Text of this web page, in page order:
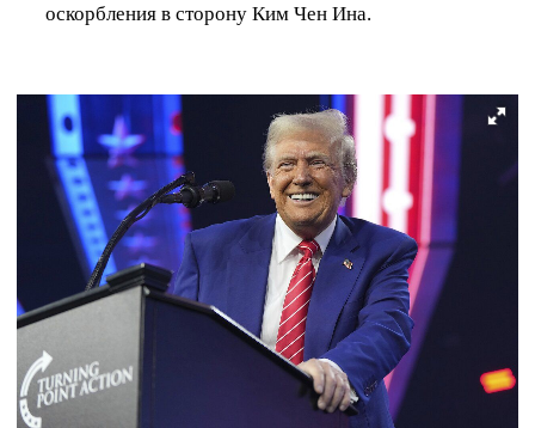
оскорбления в сторону Ким Чен Ина.